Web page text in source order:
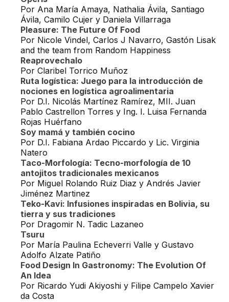
Por Ana María Amaya, Nathalia Ávila, Santiago
Ávila, Camilo Cujer y Daniela Villarraga
Pleasure: The Future Of Food
Por Nicole Vindel, Carlos J Navarro, Gastón Lisak
and the team from Random Happiness
Reaprovechalo
Por Claribel Torrico Muñoz
Ruta logística: Juego para la introducción de
nociones en logística agroalimentaria
Por D.I. Nicolás Martínez Ramírez, MII. Juan
Pablo Castrellon Torres y Ing. I. Luisa Fernanda
Rojas Huérfano
Soy mamá y también cocino
Por D.I. Fabiana Ardao Piccardo y Lic. Virginia
Natero
Taco-Morfología: Tecno-morfología de 10
antojitos tradicionales mexicanos
Por Miguel Rolando Ruiz Diaz y Andrés Javier
Jiménez Martinez
Teko-Kavi: Infusiones inspiradas en Bolivia, su
tierra y sus tradiciones
Por Dragomir N. Tadic Lazaneo
Tsuru
Por María Paulina Echeverri Valle y Gustavo
Adolfo Alzate Patiño
Food Design In Gastronomy: The Evolution Of
An Idea
Por Ricardo Yudi Akiyoshi y Filipe Campelo Xavier
da Costa